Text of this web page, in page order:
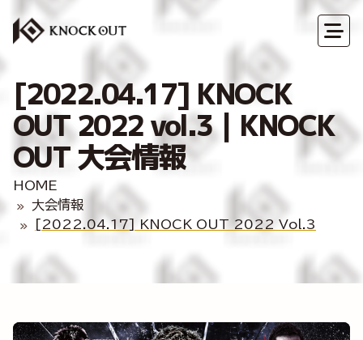
[2022.04.17] KNOCK
OUT 2022 vol.3｜KNOCK
OUT 大会情報
HOME
大会情報
[2022.04.17] KNOCK OUT 2022 Vol.3